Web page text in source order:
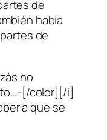
de
había
de
no
[/color][/i]
a que se